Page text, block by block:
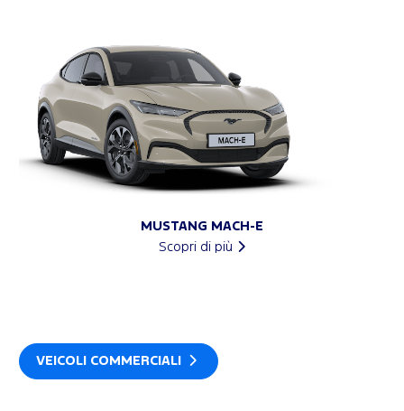
MUSTANG MACH-E
Scopri di più
VEICOLI COMMERCIALI